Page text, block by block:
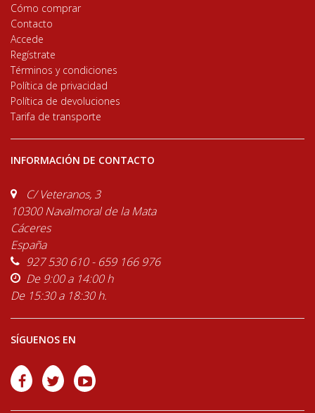
Cómo comprar
Contacto
Accede
Regístrate
Términos y condiciones
Política de privacidad
Política de devoluciones
Tarifa de transporte
INFORMACIÓN DE CONTACTO
C/ Veteranos, 3
10300 Navalmoral de la Mata
Cáceres
España
927 530 610 - 659 166 976
De 9:00 a 14:00 h
De 15:30 a 18:30 h.
SÍGUENOS EN